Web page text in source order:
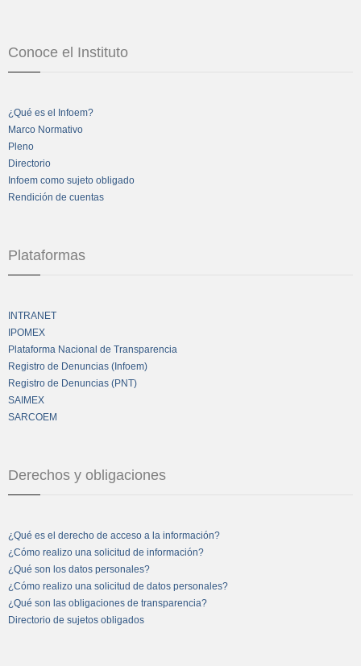
Conoce el Instituto
¿Qué es el Infoem?
Marco Normativo
Pleno
Directorio
Infoem como sujeto obligado
Rendición de cuentas
Plataformas
INTRANET
IPOMEX
Plataforma Nacional de Transparencia
Registro de Denuncias (Infoem)
Registro de Denuncias (PNT)
SAIMEX
SARCOEM
Derechos y obligaciones
¿Qué es el derecho de acceso a la información?
¿Cómo realizo una solicitud de información?
¿Qué son los datos personales?
¿Cómo realizo una solicitud de datos personales?
¿Qué son las obligaciones de transparencia?
Directorio de sujetos obligados